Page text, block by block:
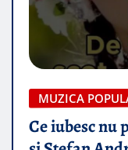
MUZICA
Ce iubesc nu